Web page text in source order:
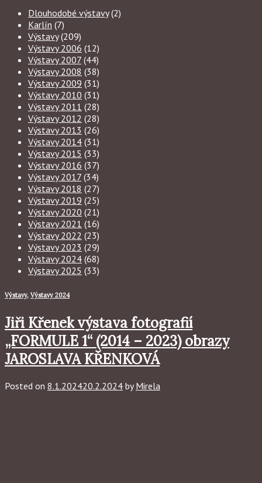
Dlouhodobé výstavy(2)
Karlín (7)
Výstavy(209)
Výstavy 2006 (12)
Výstavy 2007 (44)
Výstavy 2008 (38)
Výstavy 2009 (31)
Výstavy 2010 (31)
Výstavy 2011 (28)
Výstavy 2012 (28)
Výstavy 2013 (26)
Výstavy 2014 (31)
Výstavy 2015 (33)
Výstavy 2016 (37)
Výstavy 2017 (34)
Výstavy 2018 (27)
Výstavy 2019 (25)
Výstavy 2020 (21)
Výstavy 2021 (16)
Výstavy 2022 (23)
Výstavy 2023 (29)
Výstavy 2024 (68)
Výstavy 2025 (33)
Výstavy, Výstavy 2024
Jiři Křenek výstava fotografií
„FORMULE 1“ (2014 – 2023) obrazy
JAROSLAVA KŘENKOVÁ
Posted on 8.1.202420.2.2024 byMirela